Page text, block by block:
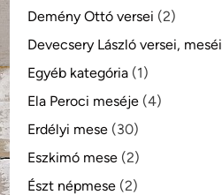
Demény Ottó versei (2)
Devecsery László versei, meséi
Egyéb kategória (1)
Ela Peroci meséje (4)
Erdélyi mese (30)
Eszkimó mese (2)
Észt népmese (2)